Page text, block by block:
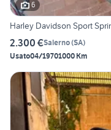
6
Harley Davidson Sport
2.300 €Salerno(SA)
Usato04/19701000 Km